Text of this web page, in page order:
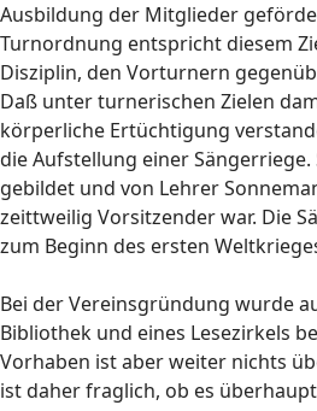
Ausbildung der Mitglieder
Turnordnung entspricht diesem
Disziplin, den Vorturnern
Daß unter turnerischen Zielen
körperliche Ertüchtigung
die Aufstellung einer Sängerriege.
gebildet und von Lehrer
zeittweilig Vorsitzender war. Die
zum Beginn des ersten
Bei der Vereinsgründung wurde
Bibliothek und eines Lesezirkels
Vorhaben ist aber weiter nichts
ist daher fraglich, ob es